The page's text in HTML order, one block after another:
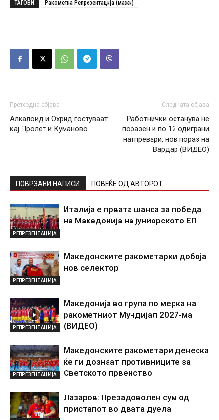
ТАГОВИ Ракометна Репрезентација (мажи)
Претходна објава
Алкалоид и Охрид гостуваат
кај Пролет и Куманово
Следната објава
Работнички останува не
поразен и по 12 одиграни
натпревари, нов пораз на
Вардар (ВИДЕО)
ПОВРЗАНИ НАПИСИ ПОВЕЌЕ ОД АВТОРОТ
РЕПРЕЗЕНТАЦИЈА
Италија е првата шанса за победа
на Македонија на јуниорското ЕП
РЕПРЕЗЕНТАЦИЈА
Македонските ракометарки добоја
нов селектор
РЕПРЕЗЕНТАЦИЈА
Македонија во група по мерка на
ракометниот Мундијал 2027-ма
(ВИДЕО)
РЕПРЕЗЕНТАЦИЈА
Македонските ракометари денеска
ќе ги дознаат противниците за
Светското првенство
Лазаров: Презадоволен сум од
пристапот во двата дуела